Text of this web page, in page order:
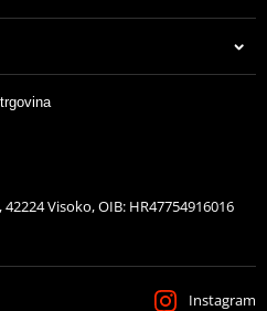
Visoko, OIB: HR47754916016
Instagram